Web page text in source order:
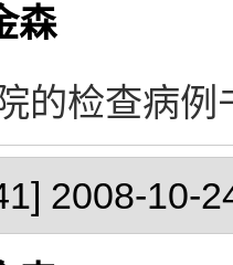
森
的检查病例
2008-10-